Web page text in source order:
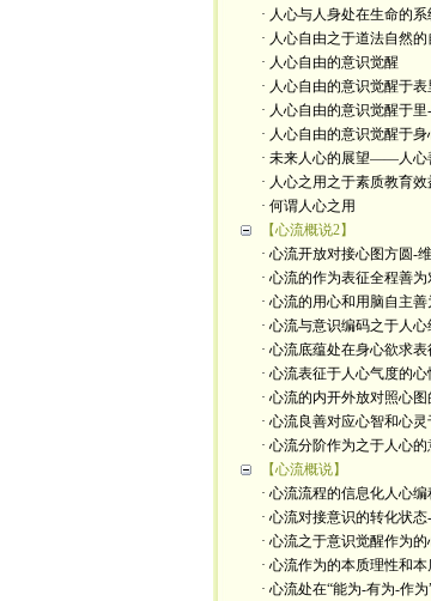
· 人心与人身处在生命的
· 人心自由之于道法自然
· 人心自由的意识觉醒
· 人心自由的意识觉醒于
· 人心自由的意识觉醒于里
· 人心自由的意识觉醒于
· 未来人心的展望——人心
· 人心之用之于素质教育
· 何谓人心之用
【心流概说2】
· 心流开放对接心图方圆-
· 心流的作为表征全程善
· 心流的用心和用脑自主
· 心流与意识编码之于人
· 心流底蕴处在身心欲求
· 心流表征于人心气度的
· 心流的内开外放对照心
· 心流良善对应心智和心
· 心流分阶作为之于人心
【心流概说】
· 心流流程的信息化人心编
· 心流对接意识的转化状态
· 心流之于意识觉醒作为
· 心流作为的本质理性和
· 心流处在“能为-有为-作